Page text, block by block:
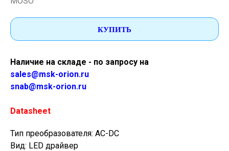
КУПИТЬ
Наличие на складе - по запросу на
sales@msk-orion.ru
snab@msk-orion.ru
Datasheet
Тип преобразователя: AC-DC
Вид: LED драйвер